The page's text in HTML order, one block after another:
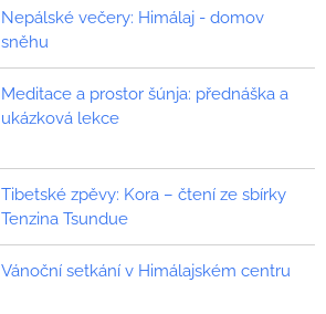
Nepálské večery: Himálaj - domov
sněhu
Meditace a prostor šúnja: přednáška a
ukázková lekce
Tibetské zpěvy: Kora – čtení ze sbírky
Tenzina Tsundue
Vánoční setkání v Himálajském centru